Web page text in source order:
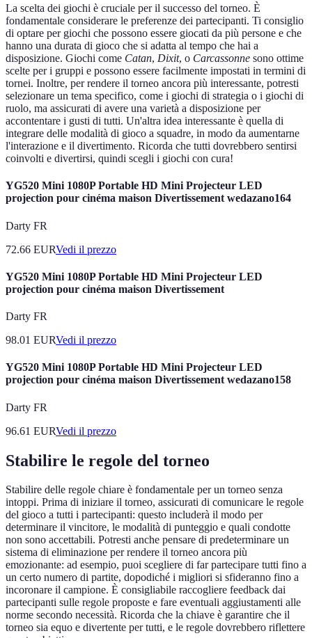
La scelta dei giochi è cruciale per il successo del torneo. È
fondamentale considerare le preferenze dei partecipanti. Ti consiglio
di optare per giochi che possono essere giocati da più persone e che
hanno una durata di gioco che si adatta al tempo che hai a
disposizione. Giochi come Catan, Dixit, o Carcassonne sono ottime
scelte per i gruppi e possono essere facilmente impostati in termini di
tornei. Inoltre, per rendere il torneo ancora più interessante, potresti
selezionare un tema specifico, come i giochi di strategia o i giochi di
ruolo, ma assicurati di avere una varietà a disposizione per
accontentare i gusti di tutti. Un'altra idea interessante è quella di
integrare delle modalità di gioco a squadre, in modo da aumentarne
l'interazione e il divertimento. Ricorda che tutti dovrebbero sentirsi
coinvolti e divertirsi, quindi scegli i giochi con cura!
YG520 Mini 1080P Portable HD Mini Projecteur LED
projection pour cinéma maison Divertissement wedazano164
Darty FR
72.66 EURVedi il prezzo
YG520 Mini 1080P Portable HD Mini Projecteur LED
projection pour cinéma maison Divertissement
Darty FR
98.01 EURVedi il prezzo
YG520 Mini 1080P Portable HD Mini Projecteur LED
projection pour cinéma maison Divertissement wedazano158
Darty FR
96.61 EURVedi il prezzo
Stabilire le regole del torneo
Stabilire delle regole chiare è fondamentale per un torneo senza
intoppi. Prima di iniziare il torneo, assicurati di comunicare le regole
del gioco a tutti i partecipanti: questo includerà il modo per
determinare il vincitore, le modalità di punteggio e quali condotte
non sono accettabili. Potresti anche pensare di predeterminare un
sistema di eliminazione per rendere il torneo ancora più
emozionante: ad esempio, puoi scegliere di far partecipare tutti fino a
un certo numero di partite, dopodiché i migliori si sfideranno fino a
incoronare il campione. È consigliabile raccogliere feedback dai
partecipanti sulle regole proposte e fare eventuali aggiustamenti alle
norme secondo necessità. Ricorda che la chiave è garantire che il
torneo sia equo e divertente per tutti, e le regole dovrebbero riflettere